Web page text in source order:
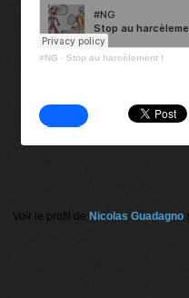
#NG · Stop au harcèlement !
Voir le profil de Nicolas Guadagno